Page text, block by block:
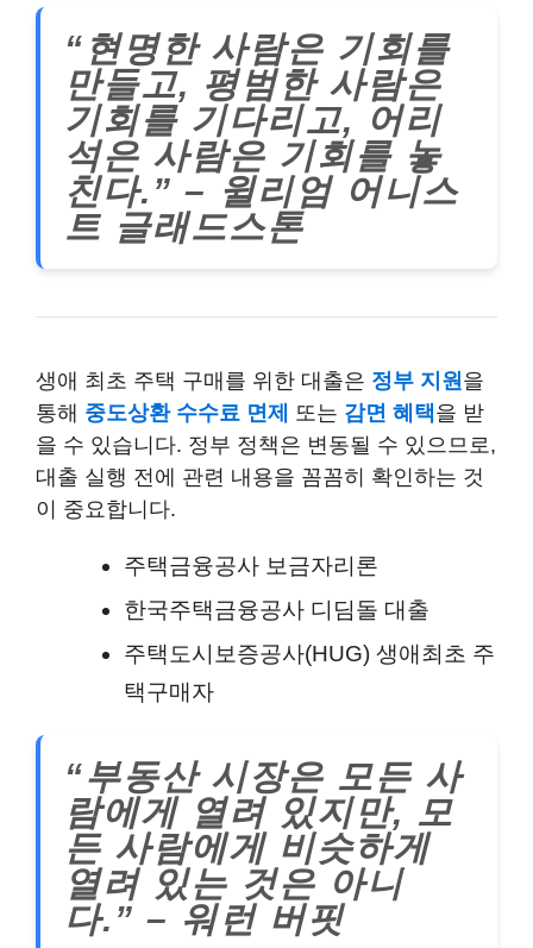
“현명한 사람은 기회를
만들고, 평범한 사람은
기회를 기다리고, 어리
석은 사람은 기회를 놓
친다.” – 윌리엄 어니스
트 글래드스톤
생애 최초 주택 구매를 위한 대출은 정부 지원을
통해 중도상환 수수료 면제 또는 감면 혜택을 받
을 수 있습니다. 정부 정책은 변동될 수 있으므로,
대출 실행 전에 관련 내용을 꼼꼼히 확인하는 것
이 중요합니다.
주택금융공사 보금자리론
한국주택금융공사 디딤돌 대출
주택도시보증공사(HUG) 생애최초 주
택구매자
“부동산 시장은 모든 사
람에게 열려 있지만, 모
든 사람에게 비슷하게
열려 있는 것은 아니
다.” – 워런 버핏